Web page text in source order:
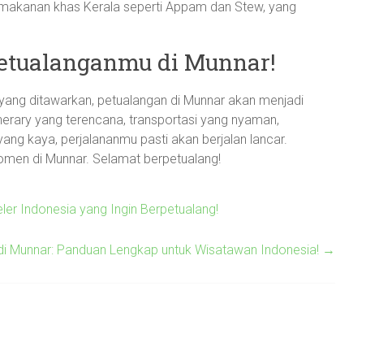
khas Kerala seperti Appam dan Stew, yang
di Munnar!
ditawarkan, petualangan di Munnar akan menjadi
yang terencana, transportasi yang nyaman,
kaya, perjalananmu pasti akan berjalan lancar.
di Munnar. Selamat berpetualang!
Indonesia yang Ingin Berpetualang!
Munnar: Panduan Lengkap untuk Wisatawan Indonesia! →